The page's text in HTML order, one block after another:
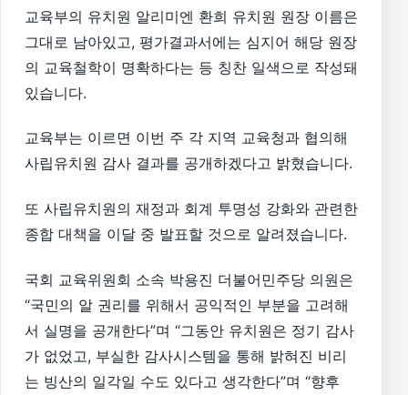
교육부의 유치원 알리미엔 환희 유치원 원장 이름은
그대로 남아있고, 평가결과서에는 심지어 해당 원장
의 교육철학이 명확하다는 등 칭찬 일색으로 작성돼
있습니다.
교육부는 이르면 이번 주 각 지역 교육청과 협의해
사립유치원 감사 결과를 공개하겠다고 밝혔습니다.
또 사립유치원의 재정과 회계 투명성 강화와 관련한
종합 대책을 이달 중 발표할 것으로 알려졌습니다.
국회 교육위원회 소속 박용진 더불어민주당 의원은
“국민의 알 권리를 위해서 공익적인 부분을 고려해
서 실명을 공개한다”며 “그동안 유치원은 정기 감사
가 없었고, 부실한 감사시스템을 통해 밝혀진 비리
는 빙산의 일각일 수도 있다고 생각한다”며 “향후